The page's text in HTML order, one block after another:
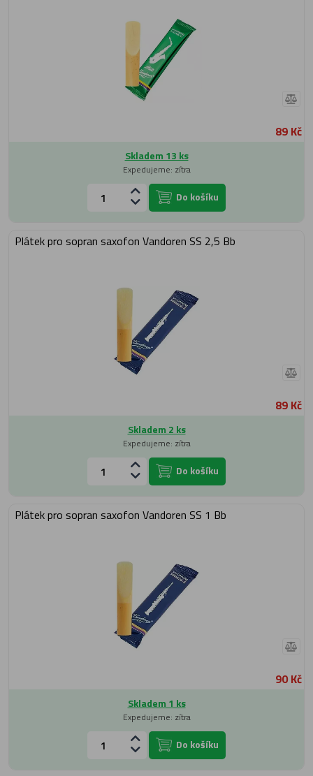
89 Kč
Skladem 13 ks
Expedujeme: zítra
Do košíku
Plátek pro sopran saxofon Vandoren SS 2,5 Bb
89 Kč
Skladem 2 ks
Expedujeme: zítra
Do košíku
Plátek pro sopran saxofon Vandoren SS 1 Bb
90 Kč
Skladem 1 ks
Expedujeme: zítra
Do košíku